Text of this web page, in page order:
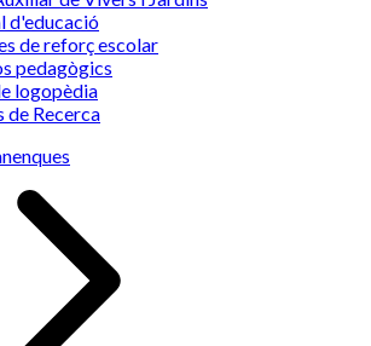
d'educació
de reforç escolar
pedagògics
logopèdia
de Recerca